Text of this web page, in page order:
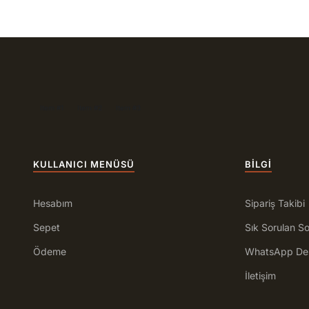
KULLANICI MENÜSÜ
Hesabım
Sepet
Ödeme
BILGI
Sipariş Takibi
Sık Sorulan
WhatsApp
İletişim